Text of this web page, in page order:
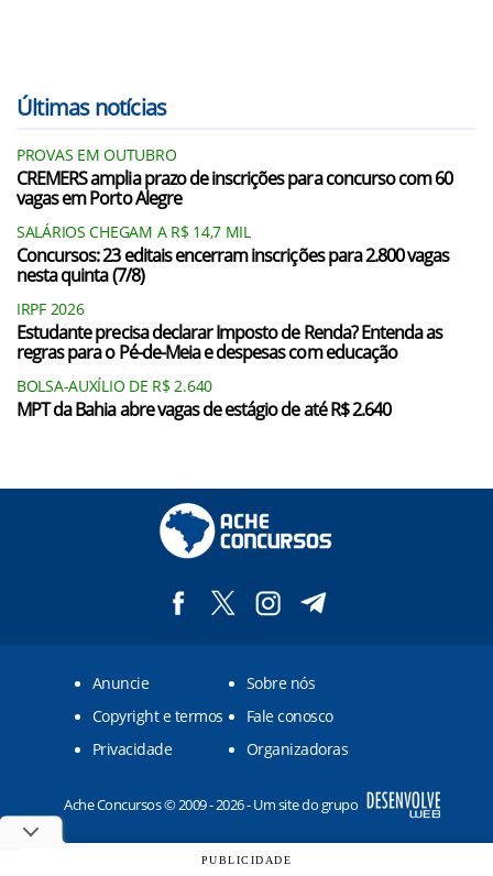
Últimas notícias
PROVAS EM OUTUBRO
CREMERS amplia prazo de inscrições para concurso com 60
vagas em Porto Alegre
SALÁRIOS CHEGAM A R$ 14,7 MIL
Concursos: 23 editais encerram inscrições para 2.800 vagas
nesta quinta (7/8)
IRPF 2026
Estudante precisa declarar Imposto de Renda? Entenda as
regras para o Pé-de-Meia e despesas com educação
BOLSA-AUXÍLIO DE R$ 2.640
MPT da Bahia abre vagas de estágio de até R$ 2.640
Anuncie
Sobre nós
Copyright e termos
Fale conosco
Privacidade
Organizadoras
Ache Concursos © 2009 - 2026 - Um site do grupo
PUBLICIDADE